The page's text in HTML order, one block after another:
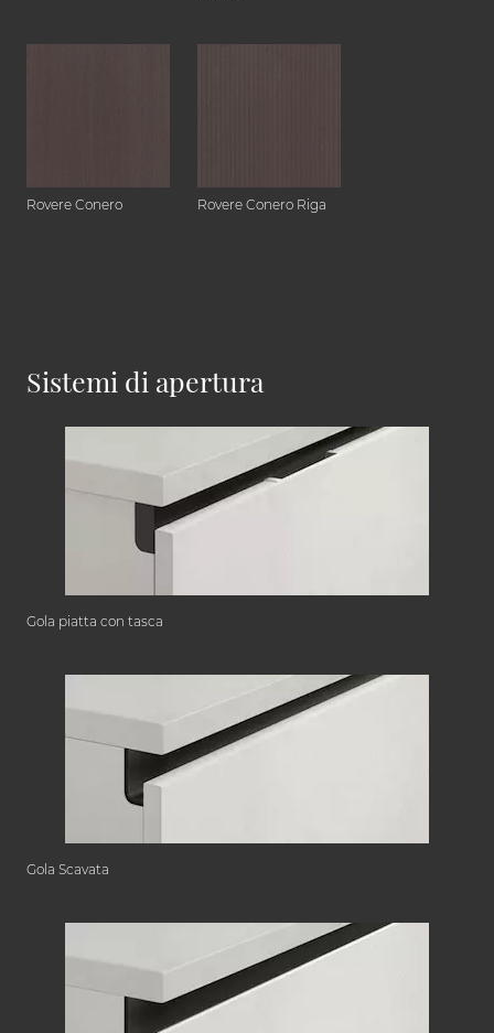
Rovere Conero Rovere Conero Riga
Sistemi di apertura
Gola piatta con tasca
Gola Scavata